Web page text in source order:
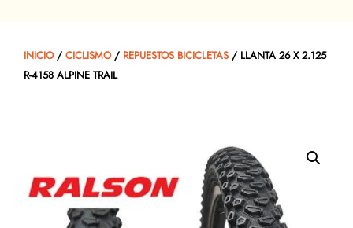
INICIO/ CICLISMO/ REPUESTOS BICICLETAS / LLANTA 26 X 2.125
R-4158 ALPINE TRAIL